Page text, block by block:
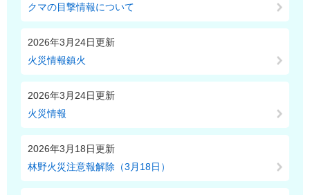
クマの目撃情報について
2026年3月24日更新
火災情報鎮火
2026年3月24日更新
火災情報
2026年3月18日更新
林野火災注意報解除（3月18日）